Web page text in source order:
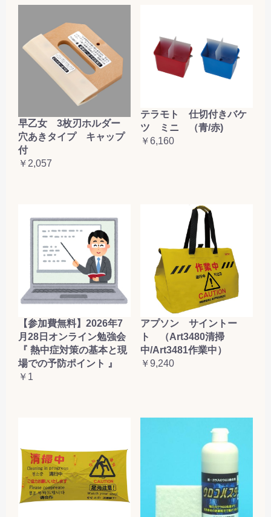
早乙女 3枚刃ホルダー
穴あきタイプ キャップ
付
￥2,057
テラモト 仕切付きバケ
ツ ミニ （青/赤)
￥6,160
【参加費無料】2026年7
月28日オンライン勉強会
『 熱中症対策の基本と現
場での予防ポイント 』
￥1
アプソン サイントー
ト （Art3480清掃
中/Art3481作業中）
￥9,240